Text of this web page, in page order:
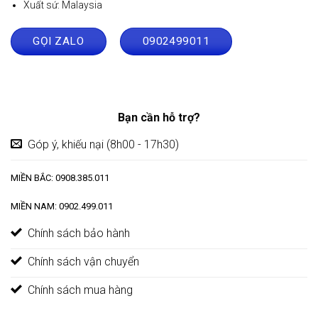
Xuất sứ: Malaysia
GỌI ZALO 0902499011
Bạn cần hỗ trợ?
Góp ý, khiếu nại (8h00 - 17h30)
MIỀN BẮC: 0908.385.011
MIỀN NAM: 0902.499.011
Chính sách bảo hành
Chính sách vận chuyển
Chính sách mua hàng